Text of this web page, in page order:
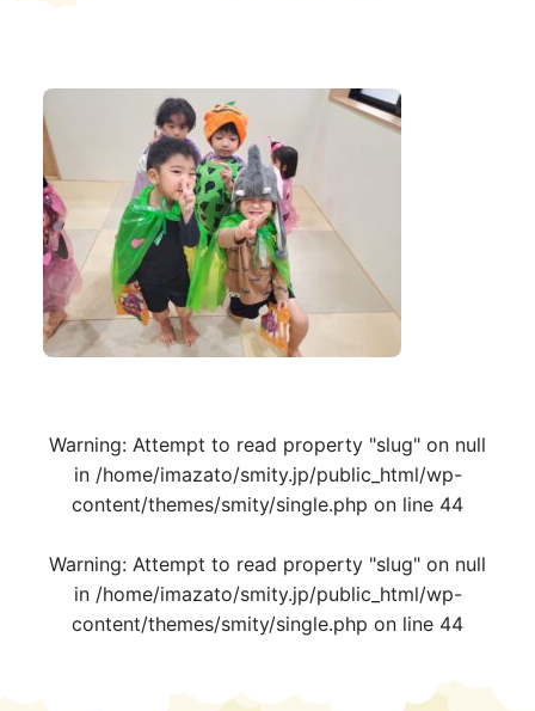
Warning: Attempt to read property "slug" on null
in /home/imazato/smity.jp/public_html/wp-
content/themes/smity/single.php on line 44
Warning: Attempt to read property "slug" on null
in /home/imazato/smity.jp/public_html/wp-
content/themes/smity/single.php on line 44